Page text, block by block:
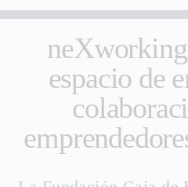
espacio de